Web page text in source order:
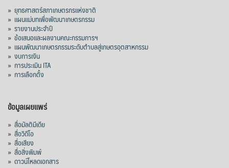
» ยุทธศาสตร์สภาเกษตรกรแห่งชาติ
» แผนแม่บทเพื่อพัฒนาเกษตรกรรม
» รายงานประจำปี
» ข้อเสนอและผลงานคณะกรรมการฯ
» แผนพัฒนาเกษตรกรรมระดับตำบลสู่เกษตรอุตสาหกรรม
» งบการเงิน
» การประเมิน ITA
» การเลือกตั้ง
ข้อมูลเผยแพร่
» สื่อมัลติมีเดีย
» สื่อวิดีโอ
» สื่อเสียง
» สื่อสิ่งพิมพ์
» ดาวน์โหลดเอกสาร